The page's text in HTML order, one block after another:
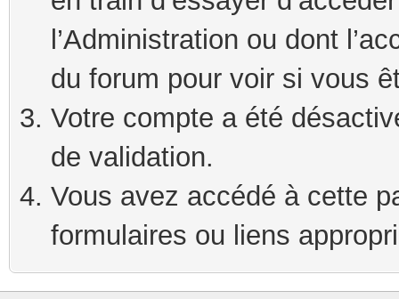
l’Administration ou dont
du forum pour voir si vous
Votre compte a été
de validation.
Vous avez accédé à cette
formulaires ou liens